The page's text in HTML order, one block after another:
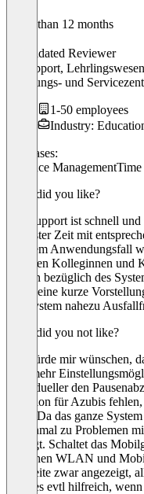
Older than 12 months
Validated Reviewer
IT-Support, Lehrlingswesen
Schulungs- und
1-50 employees
Industry:
Use cases:
Absence Management
What did you like?
Der Support ist schnell
kürzester Zeit mit
unserem Anwendungsfall
mit allen Kolleginnen und
Fragen bezüglich des
durch eine kurze
das System nahezu
What did you not like?
Ich würde mir wünschen,
paar mehr
individueller den
Funktion für Azubis
kann. Da das ganze
manchmal zu Problemen
bewegt. Schaltet das
zwischen WLAN und
Webseite zwar angezeigt,
wäre es evtl hilfreich,